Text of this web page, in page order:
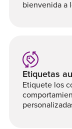
bienvenida a
Etiquetas
Etiquete los